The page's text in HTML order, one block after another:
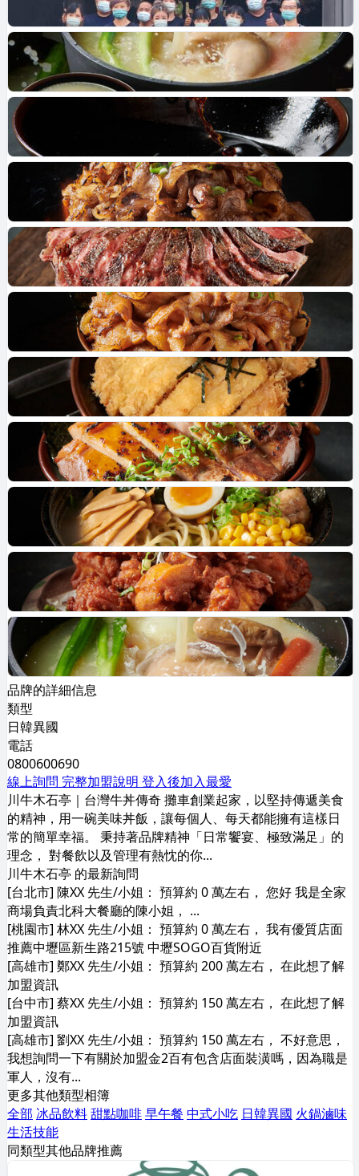
品牌的詳細信息
類型
日韓異國
電話
0800600690
線上詢問 完整加盟說明 登入後加入最愛
川牛木石亭｜台灣牛丼傳奇 攤⾞創業起家，以堅持傳遞美食
的精神，用一碗美味丼飯，讓每個⼈、每天都能擁有這樣⽇
常的簡單幸福。 秉持著品牌精神「日常饗宴、極致滿足」的
理念， 對餐飲以及管理有熱忱的你...
川牛木石亭 的最新詢問
[台北市] 陳XX 先生/小姐： 預算約 0 萬左右， 您好 我是全家
商場負責北科大餐廳的陳小姐， ...
[桃園市] 林XX 先生/小姐： 預算約 0 萬左右， 我有優質店面
推薦中壢區新生路215號 中壢SOGO百貨附近
[高雄市] 鄭XX 先生/小姐： 預算約 200 萬左右， 在此想了解
加盟資訊
[台中市] 蔡XX 先生/小姐： 預算約 150 萬左右， 在此想了解
加盟資訊
[高雄市] 劉XX 先生/小姐： 預算約 150 萬左右， 不好意思，
我想詢問一下有關於加盟金2百有包含店面裝潢嗎，因為職是
軍人，沒有...
更多其他類型相簿
全部 冰品飲料甜點咖啡早午餐 中式小吃 日韓異國 火鍋滷味
生活技能
同類型其他品牌推薦